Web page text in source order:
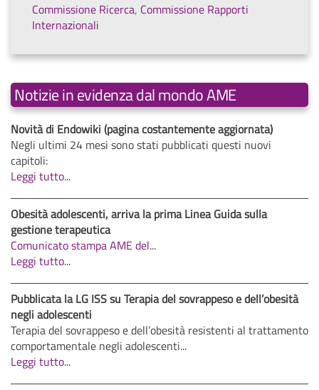
Commissione Ricerca, Commissione Rapporti
Internazionali
Notizie in evidenza dal mondo AME
Novità di Endowiki (pagina costantemente aggiornata)
Negli ultimi 24 mesi sono stati pubblicati questi nuovi
capitoli:
Leggi tutto...
Obesità adolescenti, arriva la prima Linea Guida sulla
gestione terapeutica
Comunicato stampa AME del...
Leggi tutto...
Pubblicata la LG ISS su Terapia del sovrappeso e dell’obesità
negli adolescenti
Terapia del sovrappeso e dell’obesità resistenti al trattamento
comportamentale negli adolescenti...
Leggi tutto...